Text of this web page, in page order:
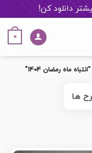
دانلود کن!
0
ماه رمضان 1404”
ها